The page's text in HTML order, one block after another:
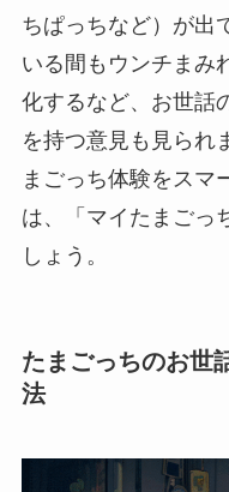
ちぱっちなど）が出
いる間もウンチまみ
化するなど、お世話
を持つ意見も見られ
まごっち体験をスマ
は、「マイたまごっ
しょう。
たまごっちのお世
法